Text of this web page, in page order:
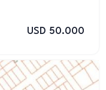
USD 50.000